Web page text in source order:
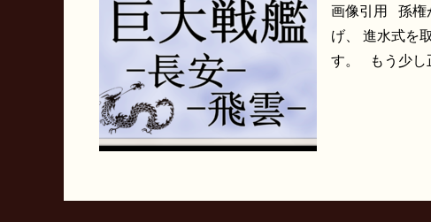
画像引用 孫権
げ、 進水式を
す。 もう少し